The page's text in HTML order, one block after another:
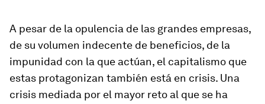
A pesar de la opulencia de las grandes empresas,
de su volumen indecente de beneficios, de la
impunidad con la que actúan, el capitalismo que
estas protagonizan también está en crisis. Una
crisis mediada por el mayor reto al que se ha